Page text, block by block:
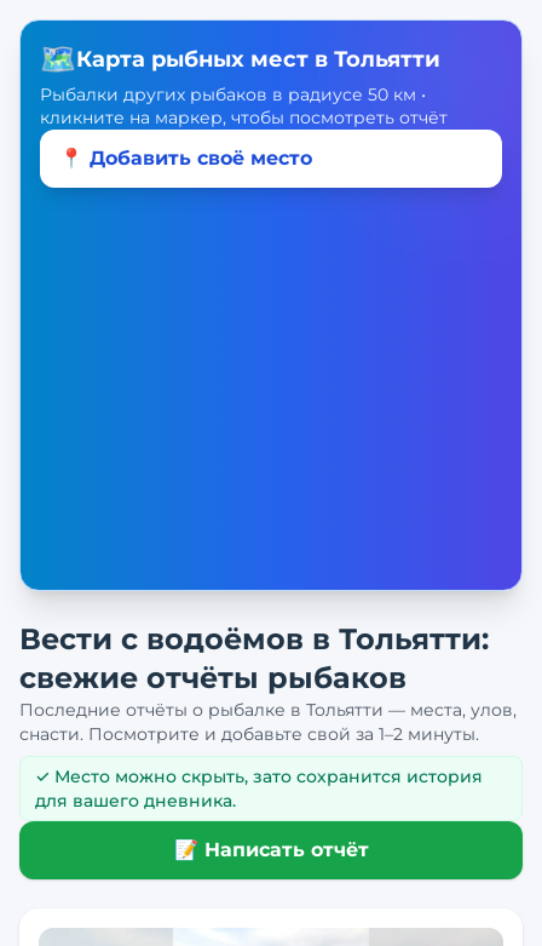
🗺️Карта рыбных мест в Тольятти
Рыбалки других рыбаков в радиусе 50 км •
кликните на маркер, чтобы посмотреть отчёт
📍 Добавить своё место
Вести с водоёмов в Тольятти:
свежие отчёты рыбаков
Последние отчёты о рыбалке в Тольятти — места, улов,
снасти. Посмотрите и добавьте свой за 1–2 минуты.
✓ Место можно скрыть, зато сохранится история
для вашего дневника.
📝 Написать отчёт